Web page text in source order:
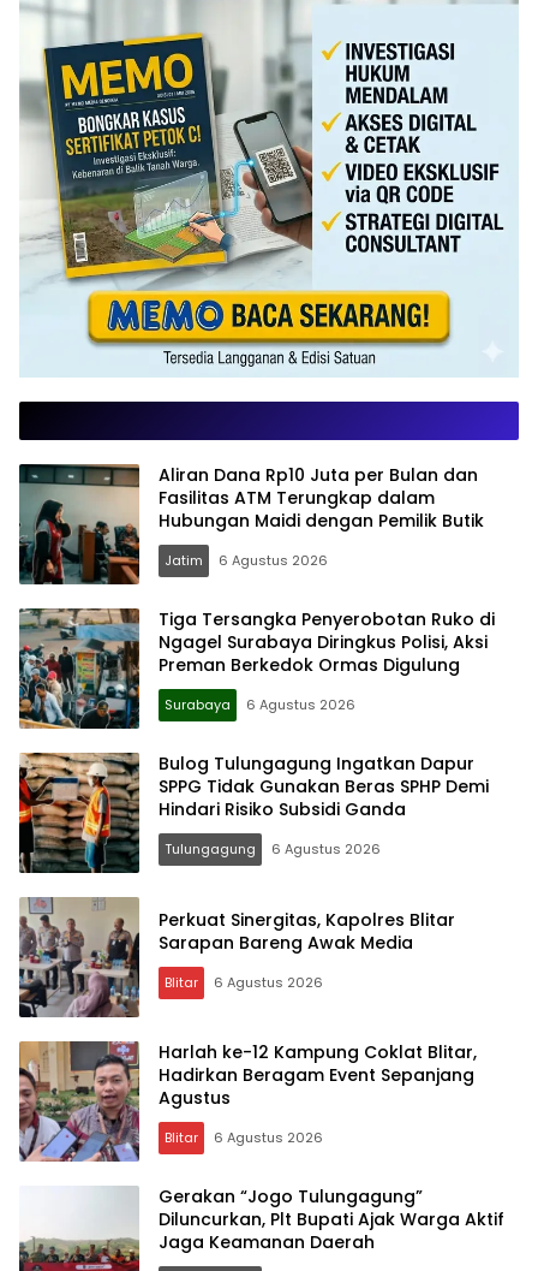
Aliran Dana Rp10 Juta per Bulan dan
Fasilitas ATM Terungkap dalam
Hubungan Maidi dengan Pemilik Butik
Jatim 6 Agustus 2026
Tiga Tersangka Penyerobotan Ruko di
Ngagel Surabaya Diringkus Polisi, Aksi
Preman Berkedok Ormas Digulung
Surabaya 6 Agustus 2026
Bulog Tulungagung Ingatkan Dapur
SPPG Tidak Gunakan Beras SPHP Demi
Hindari Risiko Subsidi Ganda
Tulungagung 6 Agustus 2026
Perkuat Sinergitas, Kapolres Blitar
Sarapan Bareng Awak Media
Blitar 6 Agustus 2026
Harlah ke-12 Kampung Coklat Blitar,
Hadirkan Beragam Event Sepanjang
Agustus
Blitar 6 Agustus 2026
Gerakan “Jogo Tulungagung”
Diluncurkan, Plt Bupati Ajak Warga Aktif
Jaga Keamanan Daerah